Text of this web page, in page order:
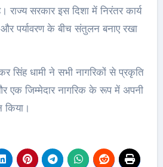
राज्य सरकार इस दिशा में निरंतर कार्य
पर्यावरण के बीच संतुलन बनाए रखा
सिंह धामी ने सभी नागरिकों से प्रकृति
एक जिम्मेदार नागरिक के रूप में अपनी
किया।